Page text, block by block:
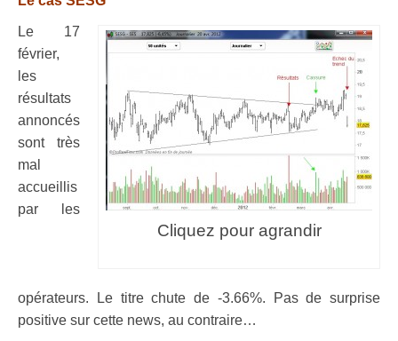
Cliquez pour agrandir
Le 17
février,
les
résultats
annoncés
sont très
mal
accueillis
par les
opérateurs. Le titre chute de -3.66%. Pas de surprise
positive sur cette news, au contraire…